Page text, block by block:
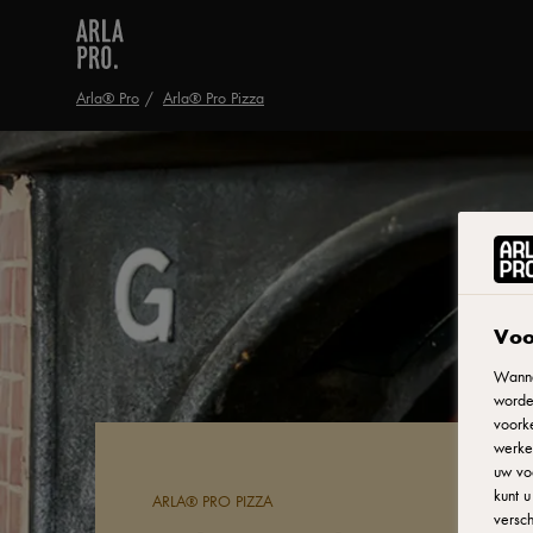
Arla® Pro Arla® Pro Pizza
ARLA® PRO PIZZA
uw
kunt